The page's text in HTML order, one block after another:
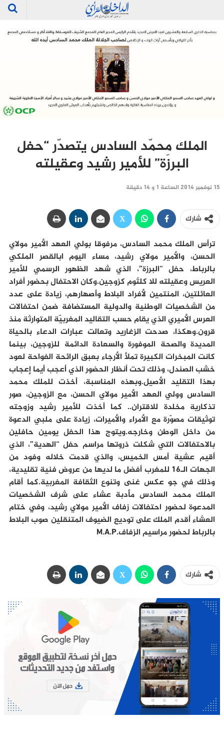
الملك محمّد السادس يتصدّر “حفل
البرزَة” للأمير رشيد وعقيلته
15 نوفمبر 2014 الساعة 1 و 14 دقيقة
شارك
ترأس الملك محمد السادس، مرفوقا بولي العهد الأمير مولاي
الحسن، والأمير مولاي رشيد، مساء اليوم ابالقصر الملكي
بالرباط، حفل “البرزة”، الذي شهد الظهور الرسمي للأمير
العريس وعقيلته للا كلثوم كزوجين.وكان الاحتفال بحضور أفراد
العائلتين، المنتمين لأفراد البلاط وأصهارهم، زيادة على عدد
من الشخصيات الوطنية والدولية المستضافة ضمن احتفالات
العرس الأميري الذي يقام حسب التقاليد المغربيّة المتوارثة منذ
قرون.وهكذا، صدحت الزغاريد وتعالت عبارات الدعاء بالحياة
المديدة والصحة الموفورة والسعادة الدائمة للزوجين، بينما
كانت المبخرات الكبيرة تملأ الأرجاء بعبق الرائحة الفواحة لعود
خشب الصندل، وذلك تحت أنظار الحضور الذي أعجب أيما إعجاب
بهذا التقليد الأصيل.وبهذه المناسبة، أخذت للملك محمد
السادس وولي العهد الأمير مولاي الحسن، مع الزوجين، صور
تذكارية مخلدة للاقتران.. كما أخذت للأمير رشيد وزوجته
توثيقات مصوّرة مع الأمراء والأميرات، زيادة على ملبي الدعوة
من داخل الوطن وخارجه.ويتوج هذا الحفل يومين حافلين
بالاحتفالات التي شكلت ذروتها مراسم حفل “الهدية”، الذي
أقيم عشية أمس الخميس، والذي قدمت خلاله وفود من
الجهات الـ16 للمغرب أفضل ما لديها من عروض فنية تقليدية،
وذلك في جو عكس غنى وتنوع الثقافة المغربية.كما أقام
الملك محمد السادس مأدبة عشاء على شرف الشخصيات
المدعوة لحضور احتفالات زفاف الأمير مولاي رشيد، وفي ختام
العشاء أقدم الملك على توديع الضيوف المتنقلين صوب البلاط
بالرباط لحضور مراسيم الزفاف.M.A.P
شارك